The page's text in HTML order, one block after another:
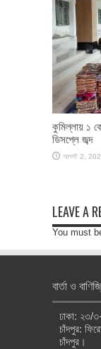
কুমিল্লায় ১
ডিসপ্লে জব্দ
আগস্ট 2,
LEAVE A
You must
বার্তা ও
ঢাকা: ২৩/
চাঁদপুর:
চাঁদপুর।